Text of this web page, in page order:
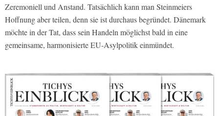
Zeremoniell und Anstand. Tatsächlich kann man Steinmeiers
Hoffnung aber teilen, denn sie ist durchaus begründet. Dänemark
möchte in der Tat, dass sein Handeln möglichst bald in eine
gemeinsame, harmonisierte EU-Asylpolitik einmündet.